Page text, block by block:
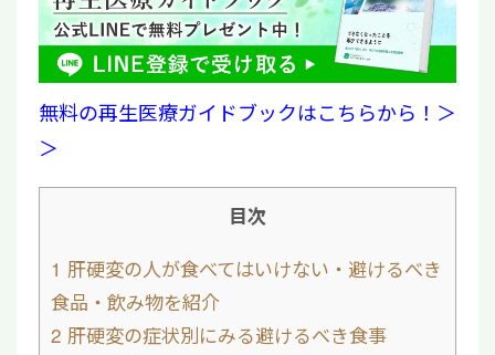
無料の再生医療ガイドブックはこちらから！＞
＞
目次
1 肝硬変の人が食べてはいけない・避けるべき
食品・飲み物を紹介
2 肝硬変の症状別にみる避けるべき食事